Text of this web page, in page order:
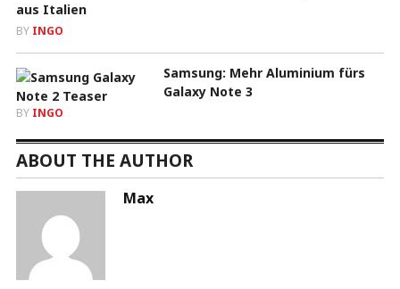
aus Italien
BY INGO
Samsung: Mehr Aluminium fürs
Galaxy Note 3
BY INGO
ABOUT THE AUTHOR
Max